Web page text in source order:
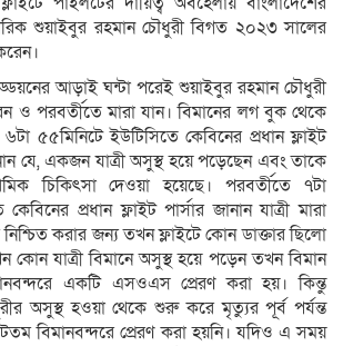
শুয়াইবুর রহমান চৌধুরী বিগত ২০২৩ সালের
আড়াই ঘন্টা পরেই শুয়াইবুর রহমান চৌধুরী
ও পরবর্তীতে মারা যান। বিমানের লগ বুক থেকে
৫৫মিনিটে ইউটিসিতে কেবিনের প্রধান ফ্লাইট
যে, একজন যাত্রী অসুস্থ হয়ে পড়েছেন এবং তাকে
চিকিৎসা দেওয়া হয়েছে। পরবর্তীতে ৭টা
প্রধান ফ্লাইট পার্সার জানান যাত্রী মারা
করার জন্য তখন ফ্লাইটে কোন ডাক্তার ছিলো
কোন যাত্রী বিমানে অসুস্থ হয়ে পড়েন তখন বিমান
একটি এসওএস প্রেরণ করা হয়। কিন্তু
অসুস্থ হওয়া থেকে শুরু করে মৃত্যুর পূর্ব পর্যন্ত
বিমানবন্দরে প্রেরণ করা হয়নি। যদিও এ সময়